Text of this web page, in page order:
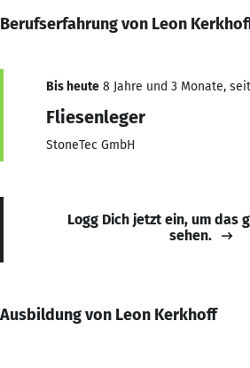
Berufserfahrung von Leon
Bis heute 8 Jahre und 3 Monate,
Fliesenleger
StoneTec GmbH
Logg Dich jetzt ein, um das
sehen.
Ausbildung von Leon Kerkhoff